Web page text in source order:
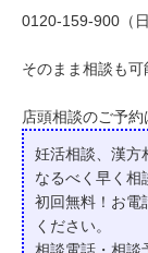
0120-159-900（
そのまま相談も可
店頭相談のご予約
妊活相談、漢方
なるべく早く相
初回無料！お電
ください。